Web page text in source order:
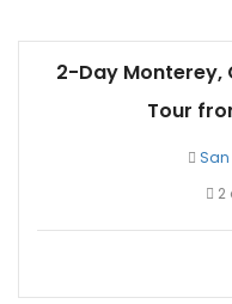
2-Day Monterey,
Tour
2